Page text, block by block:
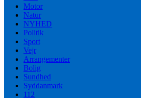
Motor
Natur
NYHED
Politik
Sport
Vejr
Arrangementer
Bolig
Sundhed
Syddanmark
112